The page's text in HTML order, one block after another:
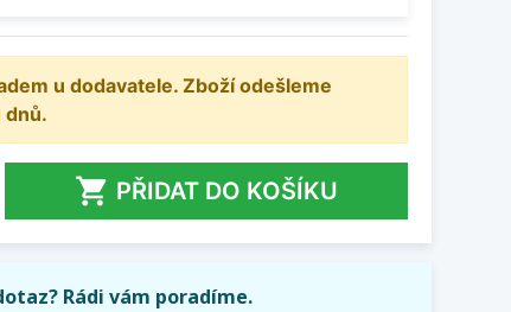
u dodavatele. Zboží odešleme
dnů.
 PŘIDAT DO KOŠÍKU
Rádi vám poradíme.